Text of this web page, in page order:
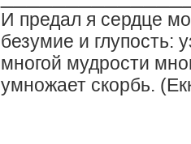
И предал я сердце
безумие и глупость:
многой мудрости
умножает скорбь.